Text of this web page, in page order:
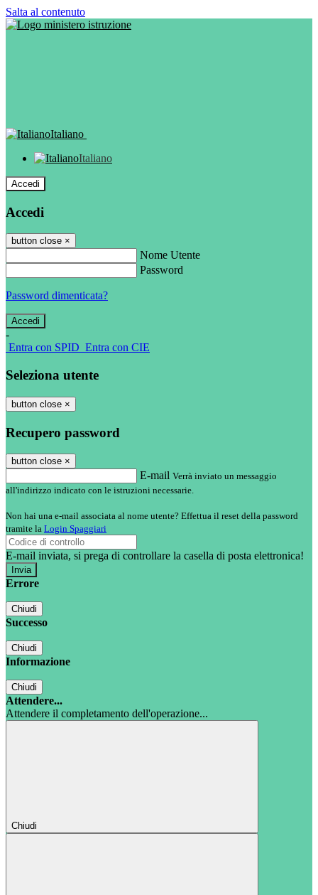
Salta al contenuto
Italiano
Italiano
Accedi
Accedi
button close ×
Nome Utente
Password
Password dimenticata?
-
Entra con SPID Entra con CIE
Seleziona utente
button close ×
Recupero password
button close ×
E-mail Verrà inviato un messaggio
all'indirizzo indicato con le istruzioni necessarie.
Non hai una e-mail associata al nome utente? Effettua il reset della password
tramite la Login Spaggiari
E-mail inviata, si prega di controllare la casella di posta elettronica!
Errore
Chiudi
Successo
Chiudi
Informazione
Chiudi
Attendere...
Attendere il completamento dell'operazione...
Chiudi